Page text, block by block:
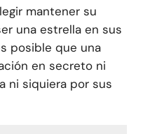
mantener su
una estrella en sus
posible que una
en secreto ni
ni siquiera por sus